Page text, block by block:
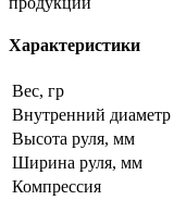
Характеристики
Вес, гр
Внутренний диаметр
Высота руля, мм
Ширина руля, мм
Компрессия